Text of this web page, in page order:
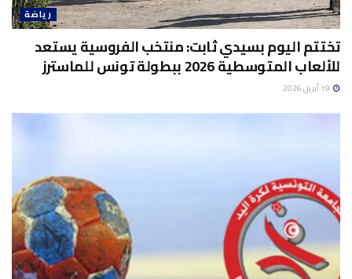
رياضة
تختتم اليوم بسيدي ثابت: منتخب الفروسية يستعد
للألعاب المتوسطية 2026 ببطولة تونس للماسترز